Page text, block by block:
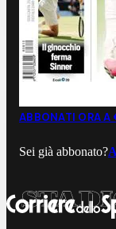
ABBONATI ORA
Sei già abbonato?